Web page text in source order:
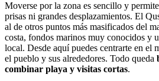
Moverse por la zona es sencillo y
prisas ni grandes desplazamientos. El
al de otros puntos más masificados del
costa, fondos marinos muy conocidos y
local. Desde aquí puedes centrarte en el
el pueblo y sus alrededores. Todo queda
combinar playa y visitas cortas.